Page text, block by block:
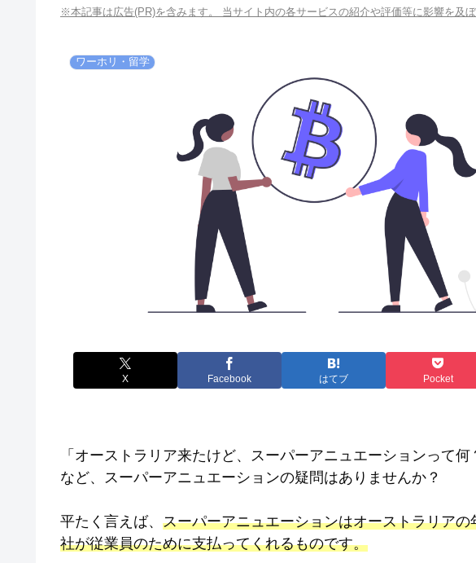
※本記事は広告(PR)を含みます。 当サイト内の各サービスの紹介や評価等に影響を及ぼ
ワーホリ・留学
X Facebook はてブ Pocket
「オーストラリア来たけど、スーパーアニュエーションって
など、スーパーアニュエーションの疑問はありませんか？
平たく言えば、 スーパーアニュエーションはオーストラリア
社が従業員のために支払ってくれるものです。